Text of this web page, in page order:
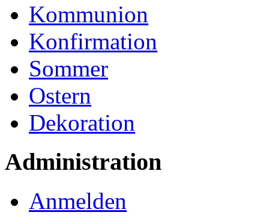
Kommunion
Konfirmation
Sommer
Ostern
Dekoration
Administration
Anmelden